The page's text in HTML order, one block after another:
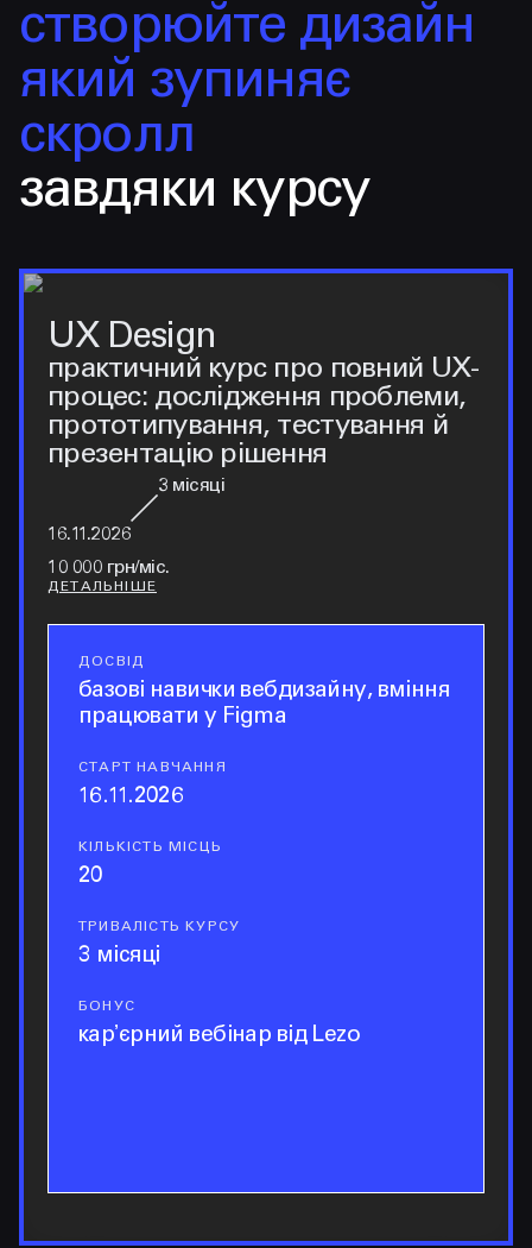
створюйте дизайн
який зупиняє
скролл
завдяки курсу
UX Design
практичний курс про повний UX-
процес: дослідження проблеми,
прототипування, тестування й
презентацію рішення
16.11.2026
3 місяці
10 000 грн/міс.
ДЕТАЛЬНІШЕ
досвід
ДОСВІД
базові навички вебдизайну, вміння
працювати у Figma
старт навчання
СТАРТ НАВЧАННЯ
16.11.2026
кількість місць
КІЛЬКІСТЬ МІСЦЬ
20
тривалість курсу
ТРИВАЛІСТЬ КУРСУ
3 місяці
бонус
БОНУС
карʼєрний вебінар від Lezo